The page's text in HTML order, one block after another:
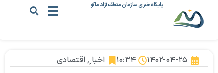
پایگاه خبری سازمان منطقه آزاد ماکو
۱۴۰۲-۰۴-۲۵ ۱۰:۳۴ اخبار, اقتصادی